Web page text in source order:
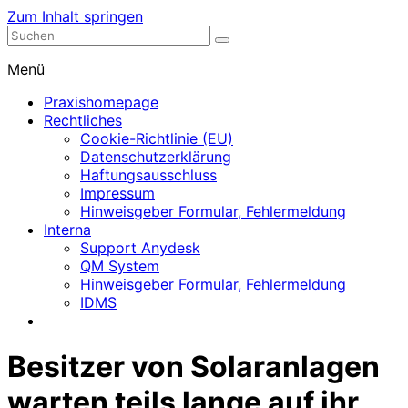
Zum Inhalt springen
Nephrologische Praxis mit Dialyse
Menü
Praxishomepage
Rechtliches
Cookie-Richtlinie (EU)
Datenschutzerklärung
Haftungsausschluss
Impressum
Hinweisgeber Formular, Fehlermeldung
Interna
Support Anydesk
QM System
Hinweisgeber Formular, Fehlermeldung
IDMS
Besitzer von Solaranlagen